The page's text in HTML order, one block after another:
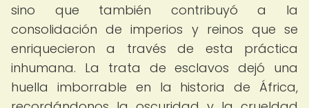
sino que también contribuyó a la
consolidación de imperios y reinos que se
enriquecieron a través de esta práctica
inhumana. La trata de esclavos dejó una
huella imborrable en la historia de África,